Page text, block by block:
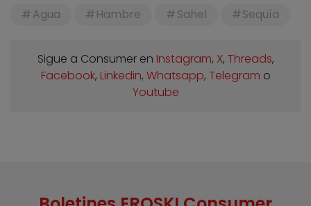
Agua Hambre Sahel Sequía
Sigue a Consumer en Instagram, X, Threads,
Facebook, Linkedin, Whatsapp, Telegram o
Youtube